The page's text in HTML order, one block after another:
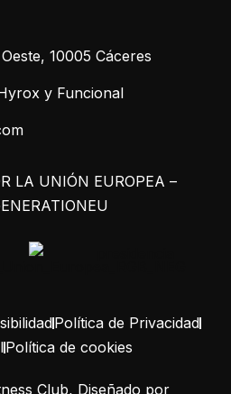
10005 Cáceres
y Funcional
LA UNIÓN EUROPEA –
Política de Privacidad
Política de cookies
Club, Diseñado por